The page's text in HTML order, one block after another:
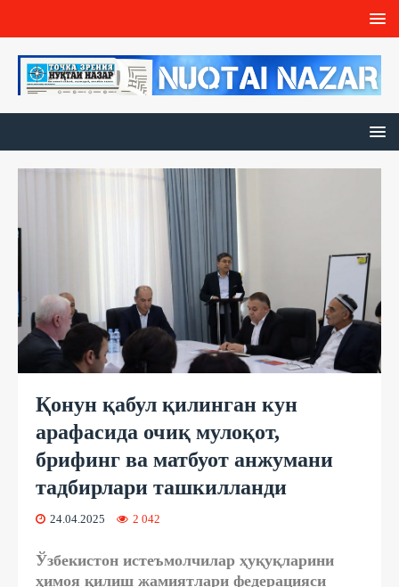
Қонун қабул қилинган кун
арафасида очиқ мулоқот,
брифинг ва матбуот анжумани
тадбирлари ташкилланди
24.04.2025 2 042
Ўзбекистон истеъмолчилар ҳуқуқларини
ҳимоя қилиш жамиятлари федерацияси